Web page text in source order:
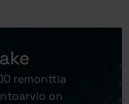
remonttia
on